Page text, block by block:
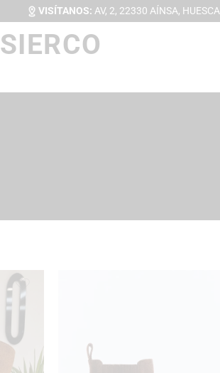
VISÍTANOS: AV, 2, 22330 AÍNSA, HUESCA
SIERCO